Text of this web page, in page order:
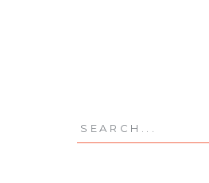
Search
for: